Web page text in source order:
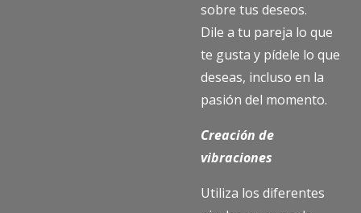
sobre tus deseos.
Dile a tu pareja lo que
te gusta y pídele lo que
deseas, incluso en la
pasión del momento.
Creación de
vibraciones
Utiliza los diferentes